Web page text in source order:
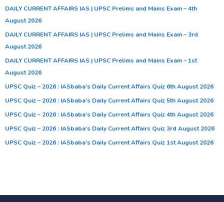
DAILY CURRENT AFFAIRS IAS | UPSC Prelims and Mains Exam – 4th
August 2026
DAILY CURRENT AFFAIRS IAS | UPSC Prelims and Mains Exam – 3rd
August 2026
DAILY CURRENT AFFAIRS IAS | UPSC Prelims and Mains Exam – 1st
August 2026
UPSC Quiz – 2026 : IASbaba’s Daily Current Affairs Quiz 6th August 2026
UPSC Quiz – 2026 : IASbaba’s Daily Current Affairs Quiz 5th August 2026
UPSC Quiz – 2026 : IASbaba’s Daily Current Affairs Quiz 4th August 2026
UPSC Quiz – 2026 : IASbaba’s Daily Current Affairs Quiz 3rd August 2026
UPSC Quiz – 2026 : IASbaba’s Daily Current Affairs Quiz 1st August 2026